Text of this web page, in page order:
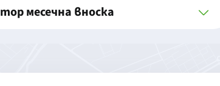
месечна вноска